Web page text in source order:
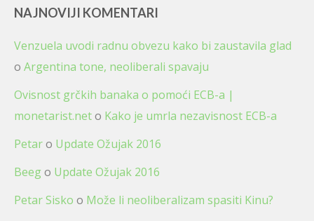
NAJNOVIJI KOMENTARI
Venzuela uvodi radnu obvezu kako bi zaustavila glad
o Argentina tone, neoliberali spavaju
Ovisnost grčkih banaka o pomoći ECB-a |
monetarist.neto Kako je umrla nezavisnost ECB-a
Petaro Update Ožujak 2016
Beego Update Ožujak 2016
Petar Sisko o Može li neoliberalizam spasiti Kinu?